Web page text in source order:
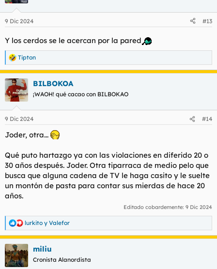
e
:
9 Dic 2024 #13
Y los cerdos se le acercan por la pared
R
e
a
c
c
i
e
:
Tipton
BILBOKOA
¡WAOH! qué cacao con BILBOKAO
9 Dic 2024 #14
Joder, otra...
Qué puto hartazgo ya con las violaciones en diferido 20 o
30 años después. Joder. Otra tiparraca de medio pelo que
busca que alguna cadena de TV le haga casito y le suelte
un montón de pasta para contar sus mierdas de hace 20
años.
Editado cobardemente: 9 Dic 2024
R
e
a
c
c
i
lurkito y Valefor
miliu
Cronista Alanordista